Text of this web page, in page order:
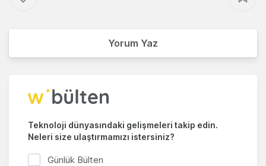
Yorum Yaz
Teknoloji dünyasındaki gelişmeleri takip edin.
Neleri size ulaştırmamızı istersiniz?
Günlük Bülten